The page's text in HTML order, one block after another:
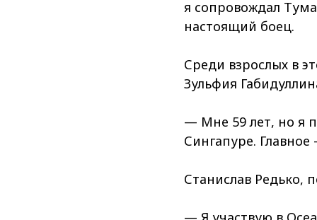
я сопровождал
настоящий боец.
Среди взрослых в
Зульфия
— Мне 59 лет, но я
Сингапуре.
Станислав Редько,